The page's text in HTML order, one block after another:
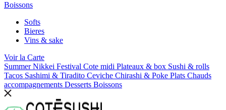
Boissons
Softs
Bieres
Vins & sake
Voir la Carte
Summer Nikkei Festival Cote midi Plateaux & box Sushi & rolls
Tacos Sashimi & Tiradito Ceviche Chirashi & Poke Plats Chauds
accompagnements Desserts Boissons